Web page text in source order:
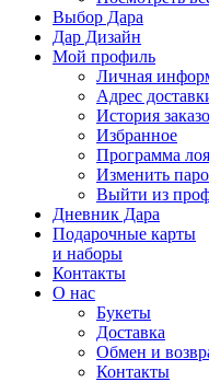
Выбор Дара
Дар Дизайн
Мой профиль
Личная
Адрес
История
Избранное
Программа
Изменить
Выйти из
Дневник Дара
Подарочные карты
и наборы
Контакты
О нас
Букеты
Доставка
Обмен и
Контакты